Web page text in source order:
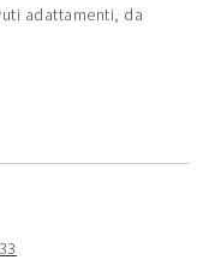
adattamenti, da